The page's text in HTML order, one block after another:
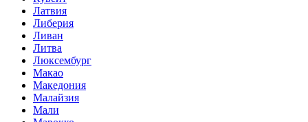
Латвия
Либерия
Ливан
Литва
Люксембург
Макао
Македония
Малайзия
Мали